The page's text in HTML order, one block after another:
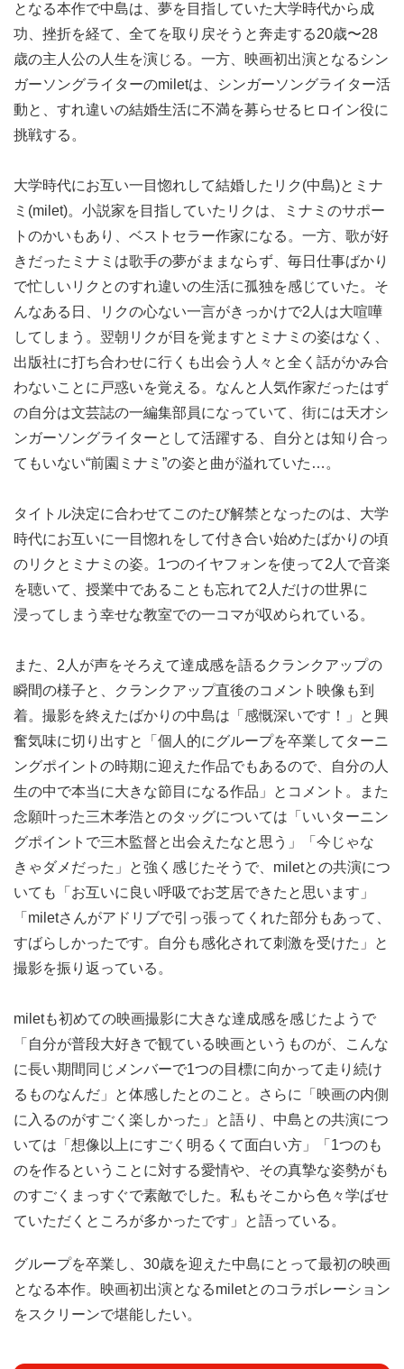
となる本作で中島は、夢を目指していた大学時代から成
功、挫折を経て、全てを取り戻そうと奔走する20歳〜28
歳の主人公の人生を演じる。一方、映画初出演となるシン
ガーソングライターのmiletは、シンガーソングライター活
動と、すれ違いの結婚生活に不満を募らせるヒロイン役に
挑戦する。
大学時代にお互い一目惚れして結婚したリク(中島)とミナ
ミ(milet)。小説家を目指していたリクは、ミナミのサポー
トのかいもあり、ベストセラー作家になる。一方、歌が好
きだったミナミは歌手の夢がままならず、毎日仕事ばかり
で忙しいリクとのすれ違いの生活に孤独を感じていた。そ
んなある日、リクの心ない一言がきっかけで2人は大喧嘩
してしまう。翌朝リクが目を覚ますとミナミの姿はなく、
出版社に打ち合わせに行くも出会う人々と全く話がかみ合
わないことに戸惑いを覚える。なんと人気作家だったはず
の自分は文芸誌の一編集部員になっていて、街には天才シ
ンガーソングライターとして活躍する、自分とは知り合っ
てもいない“前園ミナミ”の姿と曲が溢れていた…。
タイトル決定に合わせてこのたび解禁となったのは、大学
時代にお互いに一目惚れをして付き合い始めたばかりの頃
のリクとミナミの姿。1つのイヤフォンを使って2人で音楽
を聴いて、授業中であることも忘れて2人だけの世界に
浸ってしまう幸せな教室での一コマが収められている。
また、2人が声をそろえて達成感を語るクランクアップの
瞬間の様子と、クランクアップ直後のコメント映像も到
着。撮影を終えたばかりの中島は「感慨深いです！」と興
奮気味に切り出すと「個人的にグループを卒業してターニ
ングポイントの時期に迎えた作品でもあるので、自分の人
生の中で本当に大きな節目になる作品」とコメント。また
念願叶った三木孝浩とのタッグについては「いいターニン
グポイントで三木監督と出会えたなと思う」「今じゃな
きゃダメだった」と強く感じたそうで、miletとの共演につ
いても「お互いに良い呼吸でお芝居できたと思います」
「miletさんがアドリブで引っ張ってくれた部分もあって、
すばらしかったです。自分も感化されて刺激を受けた」と
撮影を振り返っている。
miletも初めての映画撮影に大きな達成感を感じたようで
「自分が普段大好きで観ている映画というものが、こんな
に長い期間同じメンバーで1つの目標に向かって走り続け
るものなんだ」と体感したとのこと。さらに「映画の内側
に入るのがすごく楽しかった」と語り、中島との共演につ
いては「想像以上にすごく明るくて面白い方」「1つのも
のを作るということに対する愛情や、その真摯な姿勢がも
のすごくまっすぐで素敵でした。私もそこから色々学ばせ
ていただくところが多かったです」と語っている。
グループを卒業し、30歳を迎えた中島にとって最初の映画
となる本作。映画初出演となるmiletとのコラボレーション
をスクリーンで堪能したい。